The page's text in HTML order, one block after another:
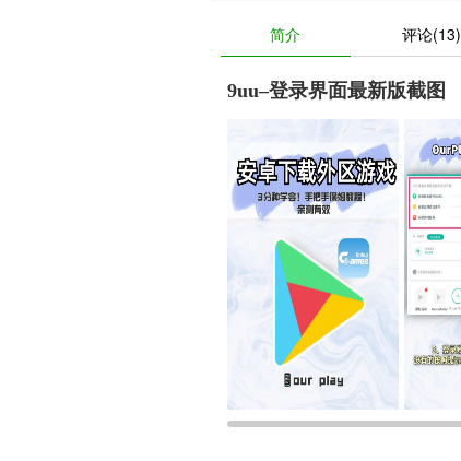
简介 评论(13)
9uu–登录界面最新版截图